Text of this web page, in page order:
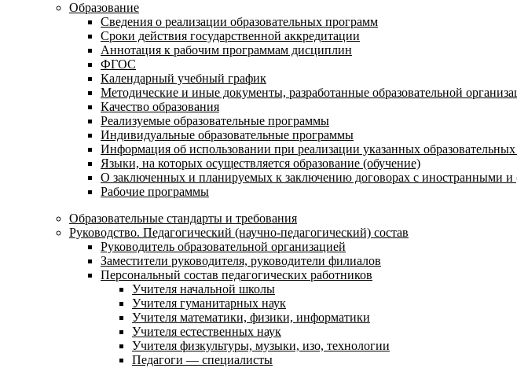
Образование
Сведения о реализации образовательных программ
Сроки действия государственной аккредитации
Аннотация к рабочим программам дисциплин
ФГОС
Календарный учебный график
Методические и иные документы, разработанные образовательной
Качество образования
Реализуемые образовательные программы
Индивидуальные образовательные программы
Информация об использовании при реализации указанных
Языки, на которых осуществляется образование (обучение)
О заключенных и планируемых к заключению договорах с иностранными
Рабочие программы
Образовательные стандарты и требования
Руководство. Педагогический (научно-педагогический) состав
Руководитель образовательной организацией
Заместители руководителя, руководители филиалов
Персональный состав педагогических работников
Учителя начальной школы
Учителя гуманитарных наук
Учителя математики, физики, информатики
Учителя естественных наук
Учителя физкультуры, музыки, изо, технологии
Педагоги — специалисты